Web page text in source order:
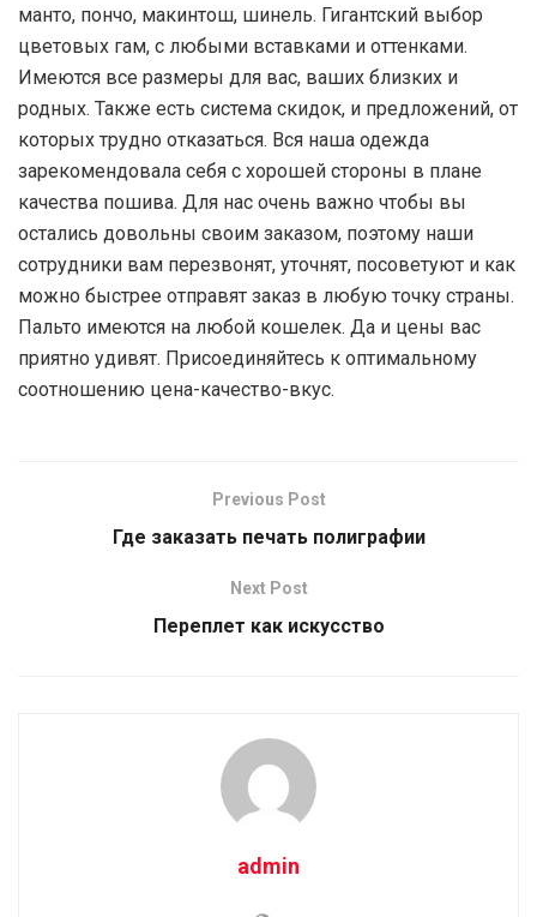
манто, пончо, макинтош, шинель. Гигантский выбор
цветовых гам, с любыми вставками и оттенками.
Имеются все размеры для вас, ваших близких и
родных. Также есть система скидок, и предложений, от
которых трудно отказаться. Вся наша одежда
зарекомендовала себя с хорошей стороны в плане
качества пошива. Для нас очень важно чтобы вы
остались довольны своим заказом, поэтому наши
сотрудники вам перезвонят, уточнят, посоветуют и как
можно быстрее отправят заказ в любую точку страны.
Пальто имеются на любой кошелек. Да и цены вас
приятно удивят. Присоединяйтесь к оптимальному
соотношению цена-качество-вкус.
Previous Post
Где заказать печать полиграфии
Next Post
Переплет как искусство
admin